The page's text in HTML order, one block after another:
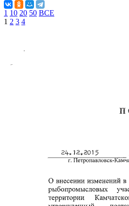
1 10 20 50 ВСЕ
1 2 3 4